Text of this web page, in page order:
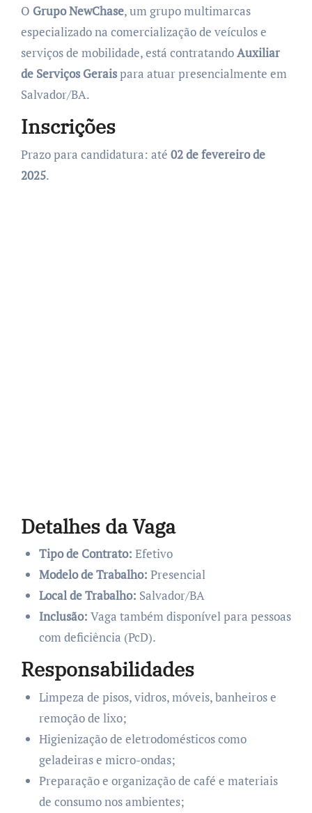
Grupo NewChase, um grupo multimarcas
especializado na comercialização de veículos e
serviços de mobilidade, está contratandoAuxiliar
de Serviços Geraispara atuar presencialmente em
Salvador/BA.
Inscrições
Prazo para candidatura: até 02 de fevereiro de
2025.
Detalhes da Vaga
Tipo de Contrato: Efetivo
Modelo de Trabalho: Presencial
Local de Trabalho: Salvador/BA
Inclusão: Vaga também disponível para pessoas
com deficiência (PcD).
Responsabilidades
Limpeza de pisos, vidros, móveis, banheiros e
remoção de lixo;
Higienização de eletrodomésticos como
geladeiras e micro-ondas;
Preparação e organização de café e materiais
de consumo nos ambientes;